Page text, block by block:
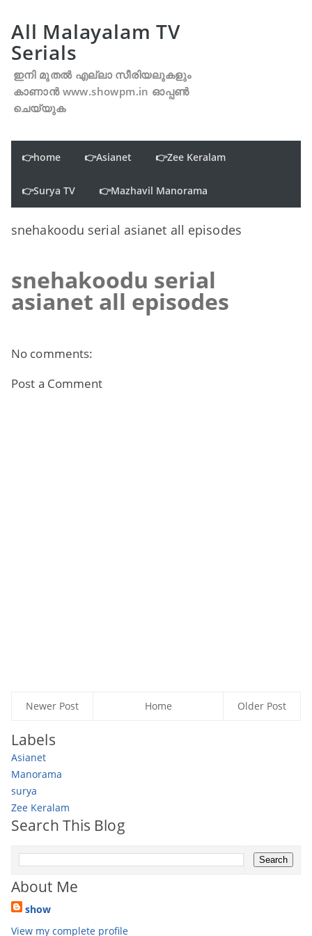
All Malayalam TV
Serials
ഇനി മുതൽ എല്ലാ സീരിയലുകളും
കാണാൻ www.showpm.in ഓപ്പൺ
ചെയ്യുക
👉home 👉Asianet 👉Zee Keralam
👉Surya TV 👉Mazhavil Manorama
snehakoodu serial asianet all episodes
snehakoodu serial
asianet all episodes
No comments:
Post a Comment
Newer Post Older Post
Home
Labels
Asianet
Manorama
surya
Zee Keralam
Search This Blog
About Me
show
View my complete profile